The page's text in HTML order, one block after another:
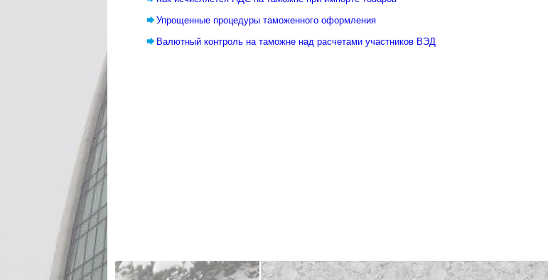
Упрощенные процедуры таможенного оформления
Валютный контроль на таможне над расчетами участников ВЭД